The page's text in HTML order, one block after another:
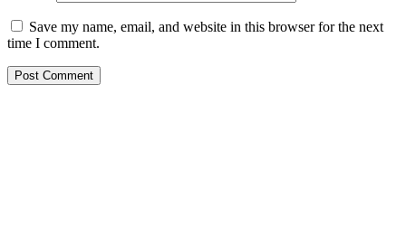
Save my name, email, and website in this browser for the next
time I comment.